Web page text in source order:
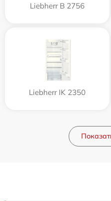
Liebherr B 2756
Liebherr IK 2350